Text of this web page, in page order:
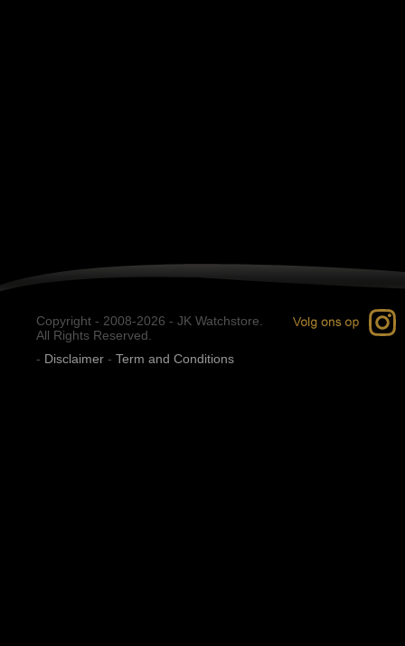
Copyright - 2008-2026 - JK Watchstore.
All Rights Reserved.
- Disclaimer - Term and Conditions